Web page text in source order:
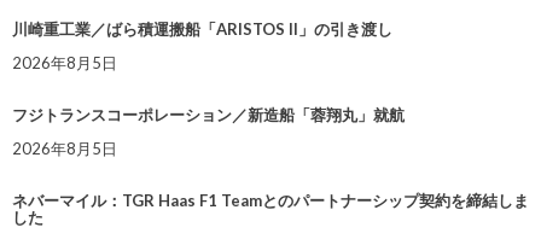
川崎重工業／ばら積運搬船「ARISTOS II」の引き渡し
2026年8月5日
フジトランスコーポレーション／新造船「蓉翔丸」就航
2026年8月5日
ネバーマイル：TGR Haas F1 Teamとのパートナーシップ契約を締結しま
した